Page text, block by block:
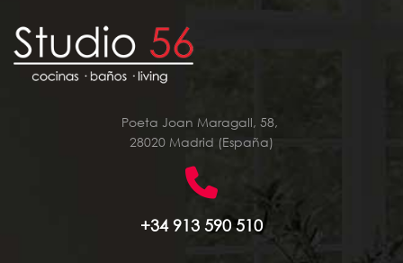
Poeta Joan Maragall, 58,
28020 Madrid (España)
+34 913 590 510